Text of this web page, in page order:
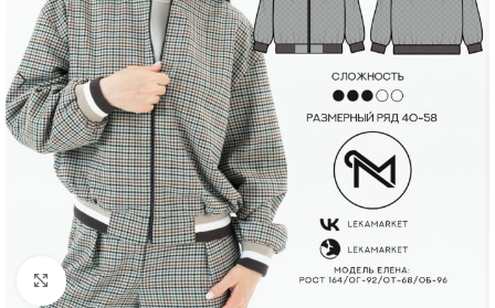
Нажмите, чтобы увеличить